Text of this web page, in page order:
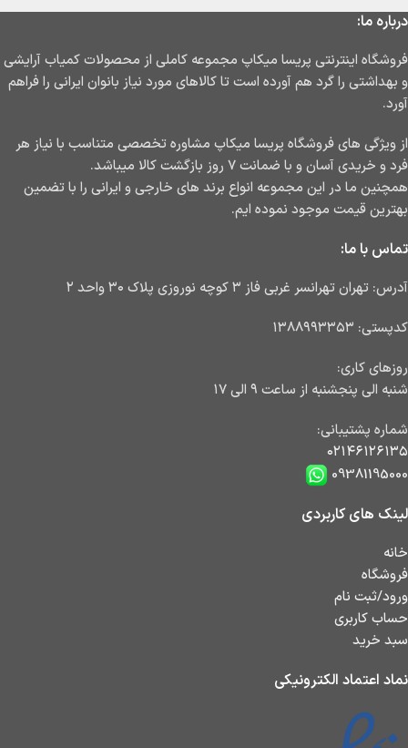
درباره ما:
فروشگاه اینترنتی پریسا میکاپ مجموعه کاملی از محصولات کمیاب آرایشی
و بهداشتی را گرد هم آورده است تا کالاهای مورد نیاز بانوان ایرانی را فراهم
آورد.
از ویژگی های فروشگاه پریسا میکاپ مشاوره تخصصی متناسب با نیاز هر
فرد و خریدی آسان و با ضمانت ۷ روز بازگشت کالا میباشد.
همچنین ما در این مجموعه انواع برند های خارجی و ایرانی را با تضمین
بهترین قیمت موجود نموده ایم.
تماس با ما:
آدرس: تهران تهرانسر غربی فاز ۳ کوچه نوروزی پلاک ۳۰ واحد ۲
کدپستی: ۱۳۸۸۹۹۳۳۵۳
روزهای کاری:
شنبه الی پنجشنبه از ساعت ۹ الی ۱۷
شماره پشتیبانی:
۰۲۱۴۶۱۲۶۱۳۵
09381195000
لینک های کاربردی
خانه
فروشگاه
ورود/ثبت نام
حساب کاربری
سبد خرید
نماد اعتماد الکترونیکی